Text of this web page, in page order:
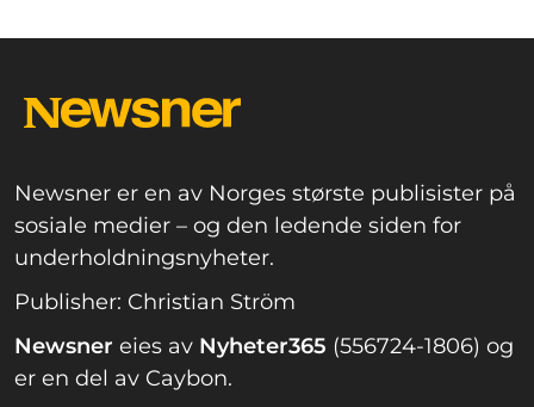
Newsner er en av Norges største publisister på
sosiale medier – og den ledende siden for
underholdningsnyheter.
Publisher: Christian Ström
Newsner eies av Nyheter365 (556724-1806) og
er en del av Caybon.